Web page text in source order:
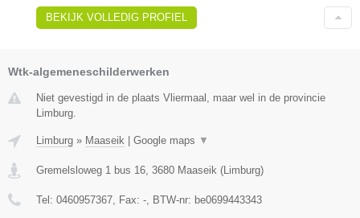
BEKIJK VOLLEDIG PROFIEL
Wtk-algemeneschilderwerken
Niet gevestigd in de plaats Vliermaal, maar wel in de provincie
Limburg.
Limburg » Maaseik | Google maps ▼
Gremelsloweg 1 bus 16 3680 Maaseik (Limburg)
Tel: 0460957367 , Fax: - , BTW-nr: be0699443343